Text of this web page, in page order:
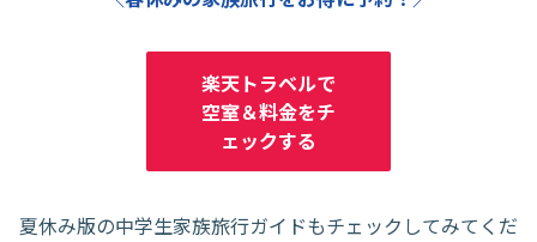
楽天トラベルで
空室＆料金をチ
ェックする
夏休み版の中学生家族旅行ガイドもチェックしてみてくだ